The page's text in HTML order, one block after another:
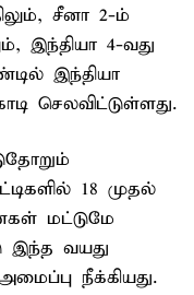
சீனா 2-ம்
இந்தியா 4-வது
இந்தியா
செலவிட்டுள்ளது.
18 முதல்
மட்டுமே
இந்த வயது
நீக்கியது.